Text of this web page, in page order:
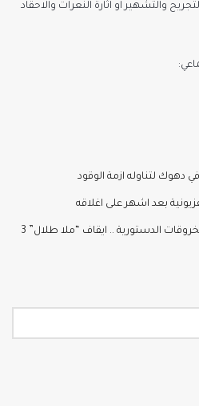
والتشهير او اثارة النعرات والاحقاد
لتناوله ازمة الوقود
بعد اشهر على اغلاقه
هيئة الاعلام والاتصالات تواصل الخروقات الدستورية .. ايقاف “ملا طلال” 3